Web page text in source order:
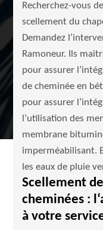
Recherchez-vous
scellement du
Demandez
Ramoneur. Ils
pour assurer
de cheminée en
pour assurer
l’utilisation des
membrane
imperméabilisant.
les eaux de pluie
Scellement
cheminées :
à votre